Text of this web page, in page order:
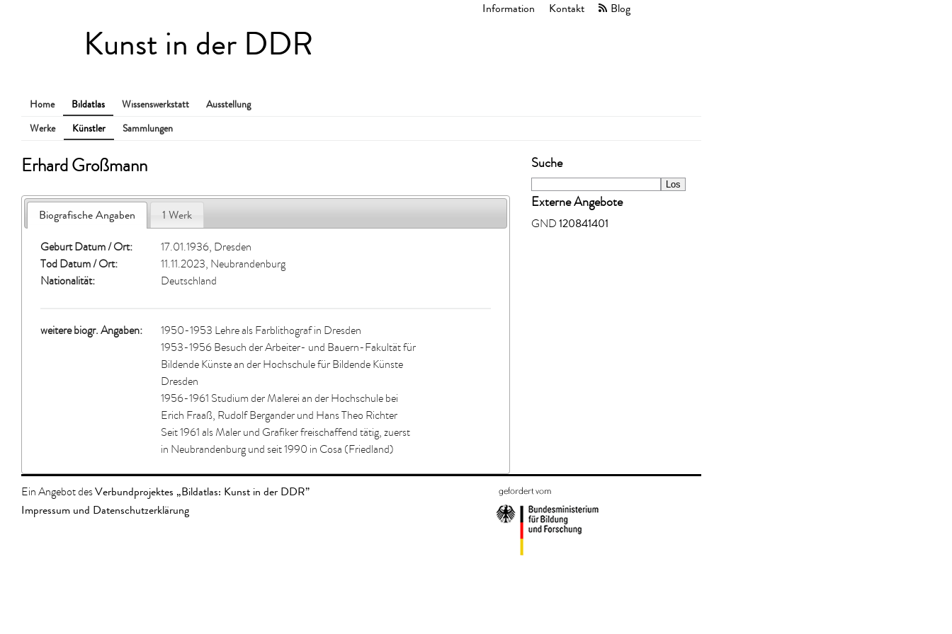
Information Kontakt Blog
Kunst in der DDR
Home Bildatlas Wissenswerkstatt
Ausstellung
Werke
Künstler Sammlungen
Suche
Externe Angebote
GND 120841401
Erhard Großmann
Biografische Angaben 1 Werk
Geburt Datum / Ort:
17.01.1936, Dresden
Tod Datum / Ort:
11.11.2023, Neubrandenburg
Nationalität:
Deutschland
weitere biogr. Angaben:
1950-1953 Lehre als Farblithograf in Dresden
1953-1956 Besuch der Arbeiter- und Bauern-Fakultät für
Bildende Künste an der Hochschule für Bildende Künste
Dresden
1956-1961 Studium der Malerei an der Hochschule bei
Erich Fraaß, Rudolf Bergander und Hans Theo Richter
Seit 1961 als Maler und Grafiker freischaffend tätig, zuerst
in Neubrandenburg und seit 1990 in Cosa (Friedland)
Ein Angebot desVerbundprojektes „Bildatlas: Kunst in der DDR”
Impressum und Datenschutzerklärung